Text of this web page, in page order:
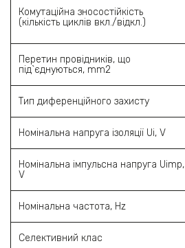
Комутаційна зносостійкість
(кількість циклів вкл./відкл.)
Перетин провідників, що
під`єднуються, mm2
Тип диференційного захисту
Номінальна напруга ізоляції Ui, V
Номінальна імпульсна напруга Uimp,
V
Номінальна частота, Hz
Селективний клас